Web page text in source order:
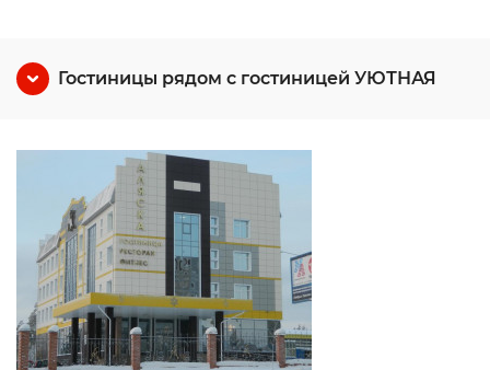
Гостиницы рядом с гостиницей УЮТНАЯ